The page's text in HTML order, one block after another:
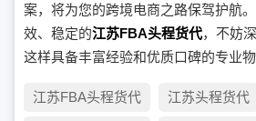
案，将为您的跨境电商之路保驾护航
效、稳定的江苏FBA头程货代，不妨
这样具备丰富经验和优质口碑的专业物
江苏FBA头程货代 江苏头程货代